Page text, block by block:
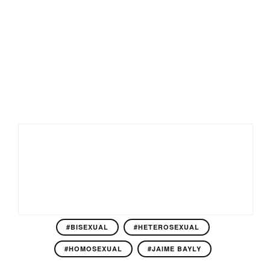
#BISEXUAL #HETEROSEXUAL
#HOMOSEXUAL #JAIME BAYLY